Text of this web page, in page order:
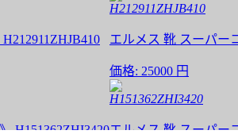
H212911ZHJB410
エルメス 靴 スーパーコピ
価格:25000 円
H151362ZHI3420
エルメス 靴 スーパーコピ